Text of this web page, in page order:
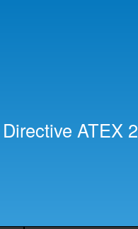
ATEX